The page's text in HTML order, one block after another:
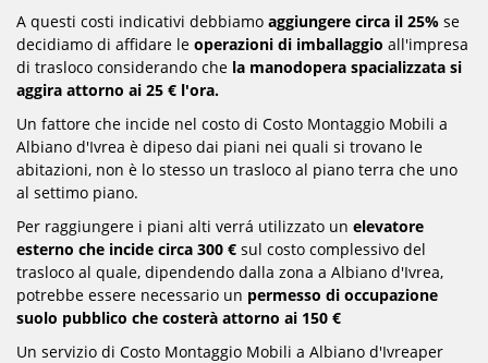
A questi costi indicativi debbiamo aggiungere circa il 25% se
decidiamo di affidare le operazioni di imballaggio all'impresa
di trasloco considerando che la manodopera spacializzata si
aggira attorno ai 25 € l'ora.
Un fattore che incide nel costo di Costo Montaggio Mobili a
Albiano d'Ivrea è dipeso dai piani nei quali si trovano le
abitazioni, non è lo stesso un trasloco al piano terra che uno
al settimo piano.
Per raggiungere i piani alti verrá utilizzato un elevatore
esterno che incide circa 300 € sul costo complessivo del
trasloco al quale, dipendendo dalla zona a Albiano d'Ivrea,
potrebbe essere necessario un permesso di occupazione
suolo pubblico che costerà attorno ai 150 €
Un servizio di Costo Montaggio Mobili a Albiano d'Ivreaper